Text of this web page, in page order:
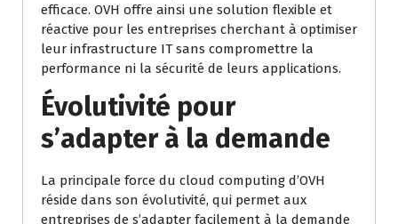
efficace. OVH offre ainsi une solution flexible et
réactive pour les entreprises cherchant à optimiser
leur infrastructure IT sans compromettre la
performance ni la sécurité de leurs applications.
Évolutivité pour
s’adapter à la demande
La principale force du cloud computing d’OVH
réside dans son évolutivité, qui permet aux
entreprises de s’adapter facilement à la demande